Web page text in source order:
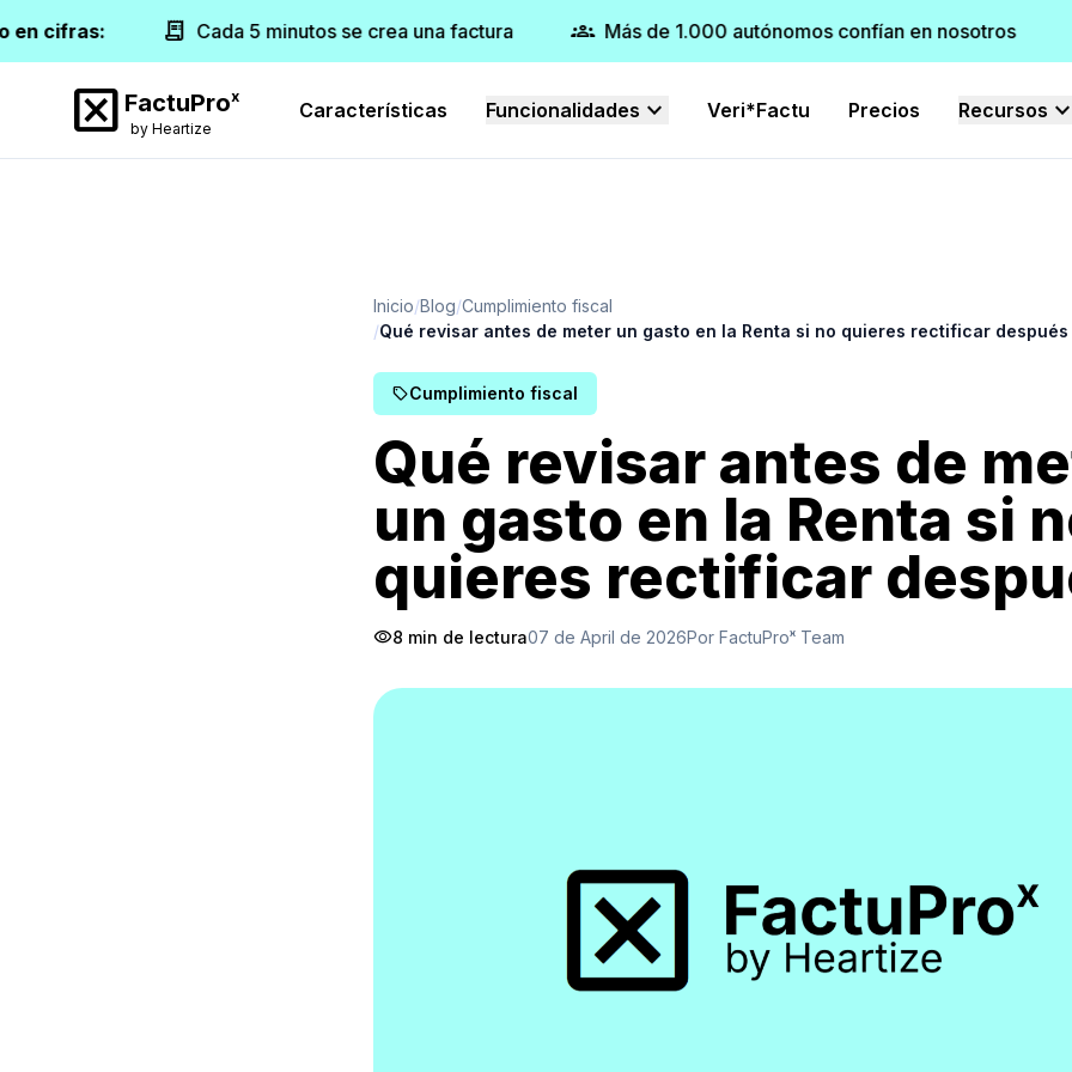
cifras: receipt_long Cada 5 minutos se crea una factura groups Más de 1.000 autónomos confían en nosotros
disabled_by_default FactuProx
by Heartize
Características Funcionalidades expand_more Veri*Factu Precios Recursos
Inicio Blog Cumplimiento fiscal
Qué revisar antes de meter un gasto en la Renta si no quieres rectificar después
sellCumplimiento fiscal
Qué revisar antes de
un gasto en la Renta si
quieres rectificar
visibility8 min de lectura07 de April de 2026Por FactuProˣ Team